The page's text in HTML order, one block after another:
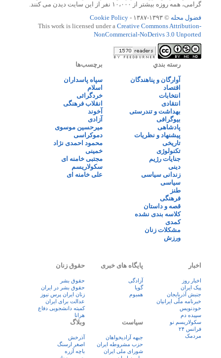
گرامی، همه روزه بیشتر از ۱۰،۰۰۰ نفر از این سایت دیدن می کنند.
فضول محله © ۱۳۹۳-۱۳۸۷ -
Cookie Policy
This work is licensed under a Creative Commons Attribution-
NonCommercial-NoDerivs 3.0 Unported
رسته بندي
آوارگان و پناهندگان
اقتصاد
انتخابات
انتقادی
بهداشت و تندرستی
بیوگرافی
پادشاهی
پیشنهاد و نظریات
تاریخی
تکنولوژی
جنایات رژیم
دینی
زندانی سیاسی
سیاسی
طنز
فرهنگی
قصه و داستان
کلاسه بندی نشده
کمدی
مشکلات زنان
ورزش
برچسب‌ها
سپاه پاسداران
اسلام
خردگرائی
انقلاب فرهنگی
آخوند
آزادی
میرحسین موسوی
دموکراسی
محمود احمدی نژاد
خمینی
مجتبی خامنه ای
سکولاریسم
علی خامنه ای
اخبار
اخبار روز
پيک ايران
جنبش آذربایجان
خبرنامه ملّی ایرانیان
خودنویس
سپیده دم
سکولاریسم نو
فرانس ۲۴
مردمک
پایگاه های خبری
آزادگی
گویا
همبوم
حقوق زنان
حقوق بشر
حقوق بشر در ایران
زنان ايران پرس نيوز
عدالت برای ایران
کمیته دانشجویی دفاع
هرانا
سیاست
جبهه آزادیخواهان
حزب مشروطه ایران
شورای ملی ایران
وبلاگ
آذرخش
اصغر ارسنگ
باچه آزره